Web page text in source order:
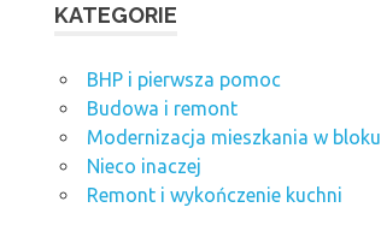
KATEGORIE
BHP i pierwsza pomoc
Budowa i remont
Modernizacja mieszkania w bloku
Nieco inaczej
Remont i wykończenie kuchni